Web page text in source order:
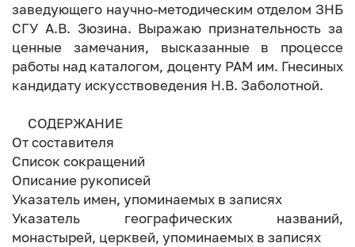
заведующего научно-методическим отделом ЗНБ
СГУ А.В. Зюзина. Выражаю признательность за
ценные замечания, высказанные в процессе
работы над каталогом, доценту РАМ им. Гнесиных
кандидату искусствоведения Н.В. Заболотной.
СОДЕРЖАНИЕ
От составителя
Список сокращений
Описание рукописей
Указатель имен, упоминаемых в записях
Указатель географических названий,
монастырей, церквей, упоминаемых в записях